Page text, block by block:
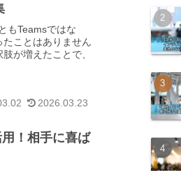
もTeamsではな
ことはありません
が増えたことで、
2026.03.23
！相手に喜ば